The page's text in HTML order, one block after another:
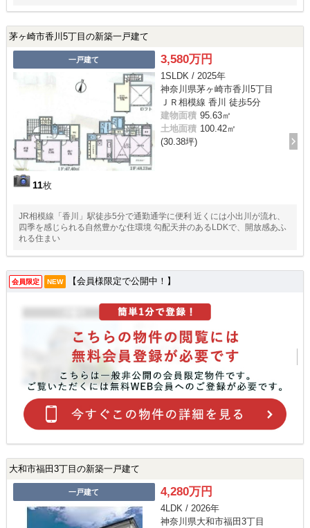
茅ヶ崎市香川5丁目の新築一戸建て
一戸建て
11枚
3,580万円
1SLDK / 2025年
神奈川県茅ヶ崎市香川5丁目
ＪＲ相模線 香川 徒歩5分
建物面積 95.63㎡
土地面積 100.42㎡
(30.38坪)
JR相模線「香川」駅徒歩5分で通勤通学に便利 近くには小出川が流れ、
四季を感じられる自然豊かな住環境 勾配天井のあるLDKで、開放感あふ
れる住まい
会員限定 NEW 【会員様限定で公開中！】
大和市福田3丁目の新築一戸建て
一戸建て 4,280万円
4LDK / 2026年
神奈川県大和市福田3丁目